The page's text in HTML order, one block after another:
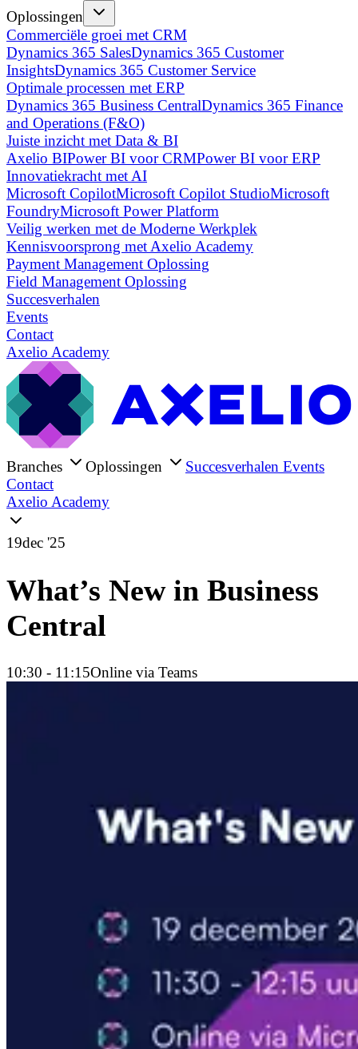
Oplossingen
Commerciële groei met CRM
Dynamics 365 SalesDynamics 365 Customer
InsightsDynamics 365 Customer Service
Optimale processen met ERP
Dynamics 365 Business CentralDynamics 365 Finance
and Operations (F&O)
Juiste inzicht met Data & BI
Axelio BIPower BI voor CRMPower BI voor ERP
Innovatiekracht met AI
Microsoft CopilotMicrosoft Copilot StudioMicrosoft
FoundryMicrosoft Power Platform
Veilig werken met de Moderne Werkplek
Kennisvoorsprong met Axelio Academy
Payment Management Oplossing
Field Management Oplossing
Succesverhalen
Events
Contact
Axelio Academy
Branches Oplossingen Succesverhalen Events
Contact
Axelio Academy
19dec '25
What’s New in Business
Central
10:30 - 11:15Online via Teams